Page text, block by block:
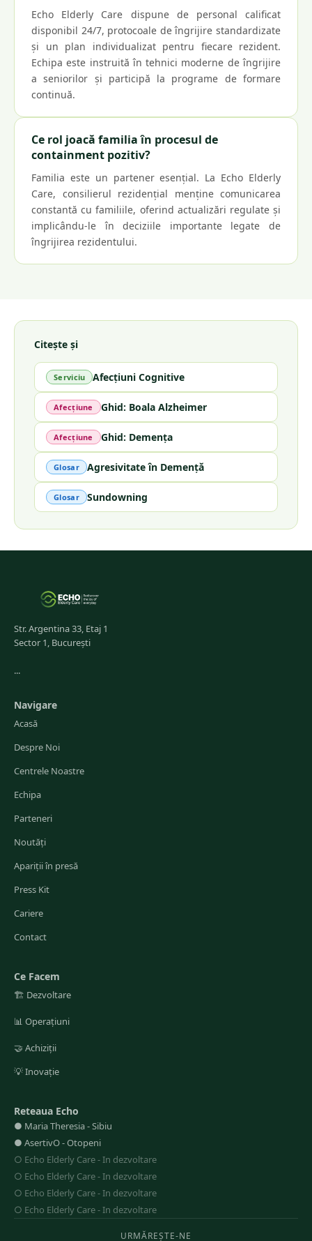
Echo Elderly Care dispune de personal calificat
disponibil 24/7, protocoale de îngrijire standardizate
și un plan individualizat pentru fiecare rezident.
Echipa este instruită în tehnici moderne de îngrijire
a seniorilor și participă la programe de formare
continuă.
Ce rol joacă familia în procesul de
containment pozitiv?
Familia este un partener esențial. La Echo Elderly
Care, consilierul rezidențial menține comunicarea
constantă cu familiile, oferind actualizări regulate și
implicându-le în deciziile importante legate de
îngrijirea rezidentului.
Citește și
Serviciu Afecțiuni Cognitive
Afecțiune Ghid: Boala Alzheimer
Afecțiune Ghid: Demența
Glosar Agresivitate în Demență
Glosar Sundowning
Str. Argentina 33, Etaj 1
Sector 1, București
...
Navigare
Acasă
Despre Noi
Centrele Noastre
Echipa
Parteneri
Noutăți
Apariții în presă
Press Kit
Cariere
Contact
Ce Facem
🏗️ Dezvoltare
📊 Operațiuni
🤝 Achiziții
💡Inovație
Reteaua Echo
● Maria Theresia-Sibiu
● AsertivO-Otopeni
○ Echo Elderly Care-In dezvoltare
○ Echo Elderly Care-In dezvoltare
○ Echo Elderly Care-In dezvoltare
○ Echo Elderly Care-In dezvoltare
URMĂREȘTE-NE